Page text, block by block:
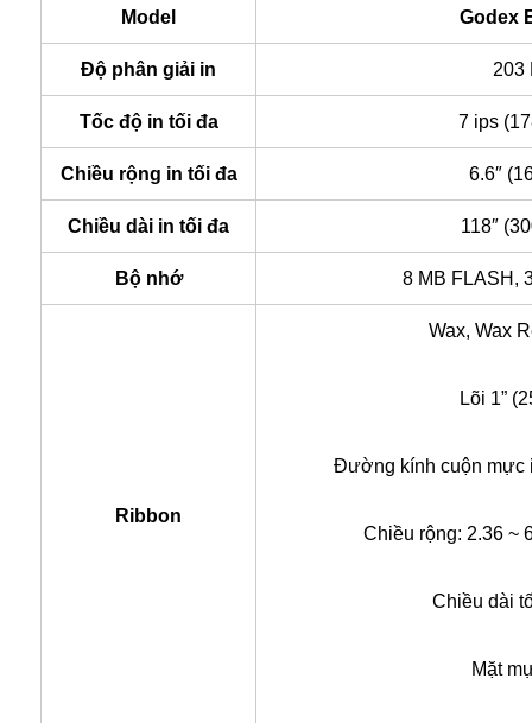
Model Godex
Độ phân giải in 203
Tốc độ in tối đa 7 ips
Chiều rộng in tối đa 6.6″
Chiều dài in tối đa 118″
Bộ nhớ 8 MB FLASH,
Ribbon
Wax, Wax
Lõi 1”
Đường kính cuộn mực
Chiều rộng: 2.36 ~
Chiều dài
Mặt